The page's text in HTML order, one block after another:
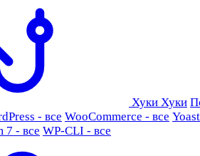
Хуки Хуки
- все WooCommerce - все
7 - все WP-CLI - все